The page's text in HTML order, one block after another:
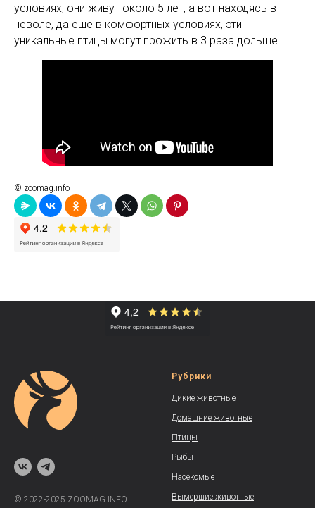
условиях, они живут около 5 лет, а вот находясь в
неволе, да еще в комфортных условиях, эти
уникальные птицы могут прожить в 3 раза дольше.
© zoomag.info
© 2022-2025 ZOOMAG.INFO
Рубрики
Дикие животные
Домашние животные
Птицы
Рыбы
Насекомые
Вымершие животные